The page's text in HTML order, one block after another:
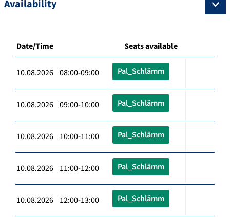
Availability
Date/Time Seats available
10.08.2026 08:00-09:00 Pal_Schlämm
10.08.2026 09:00-10:00 Pal_Schlämm
10.08.2026 10:00-11:00 Pal_Schlämm
10.08.2026 11:00-12:00 Pal_Schlämm
10.08.2026 12:00-13:00 Pal_Schlämm